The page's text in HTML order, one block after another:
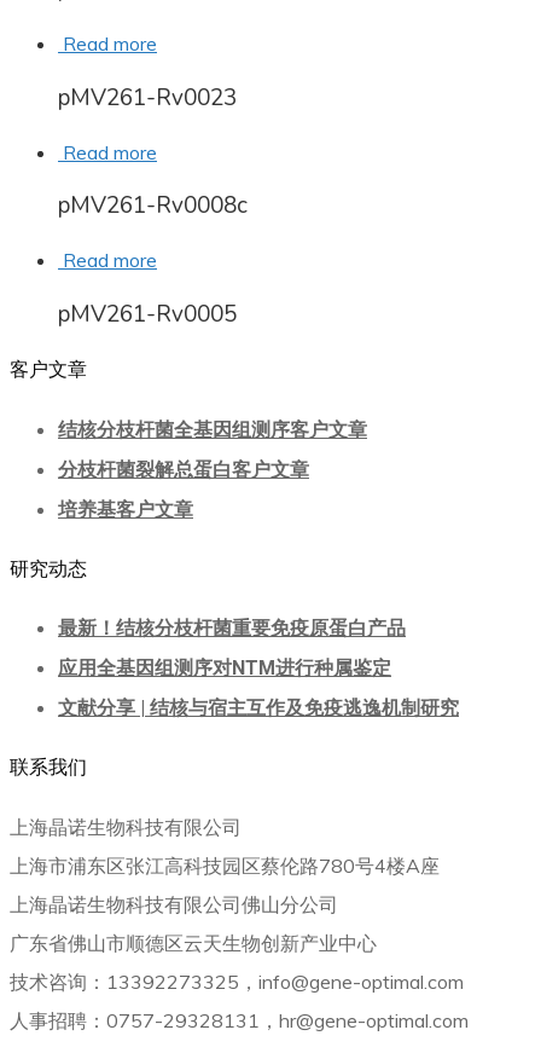
Read more
pMV261-Rv0023
Read more
pMV261-Rv0008c
Read more
pMV261-Rv0005
客户文章
结核分枝杆菌全基因组测序客户文章
分枝杆菌裂解总蛋白客户文章
培养基客户文章
研究动态
最新！结核分枝杆菌重要免疫原蛋白产品
应用全基因组测序对NTM进行种属鉴定
文献分享 | 结核与宿主互作及免疫逃逸机制研究
联系我们
上海晶诺生物科技有限公司
上海市浦东区张江高科技园区蔡伦路780号4楼A座
上海晶诺生物科技有限公司佛山分公司
广东省佛山市顺德区云天生物创新产业中心
技术咨询：13392273325，info@gene-optimal.com
人事招聘：0757-29328131，hr@gene-optimal.com